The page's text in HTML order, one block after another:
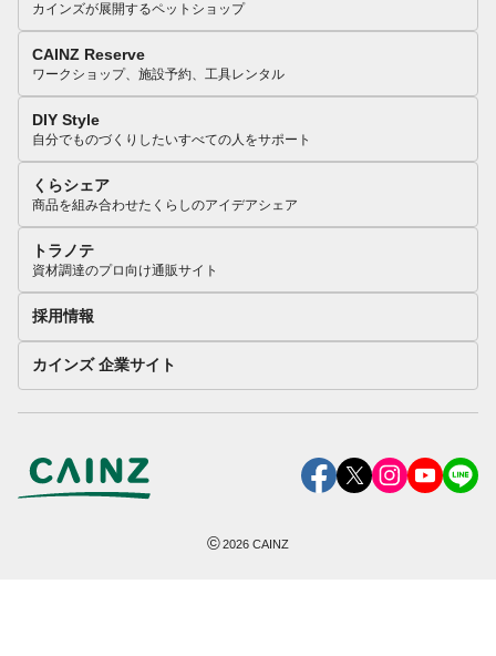
カインズが展開するペットショップ
CAINZ Reserve
ワークショップ、施設予約、工具レンタル
DIY Style
自分でものづくりしたいすべての人をサポート
くらシェア
商品を組み合わせたくらしのアイデアシェア
トラノテ
資材調達のプロ向け通販サイト
採用情報
カインズ 企業サイト
©2026 CAINZ